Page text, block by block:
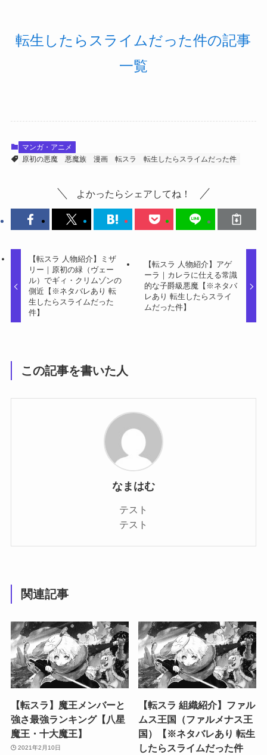
転生したらスライムだった件の記事
一覧
マンガ・アニメ
原初の悪魔
悪魔族 漫画 転スラ 転生したらスライムだった件
よかったらシェアしてね！
【転スラ 人物紹介】ミザ
リー｜原初の緑（ヴェー
ル）でギィ・クリムゾンの
側近【※ネタバレあり 転
生したらスライムだった
件】
【転スラ 人物紹介】アゲ
ーラ｜カレラに仕える常識
的な子爵級悪魔【※ネタバ
レあり 転生したらスライ
ムだった件】
この記事を書いた人
なまはむ
テスト
テスト
関連記事
【転スラ】魔王メンバーと
強さ最強ランキング【八星
魔王・十大魔王】
2021年2月10日
【転スラ 組織紹介】ファル
ムス王国（ファルメナス王
国）【※ネタバレあり 転生
したらスライムだった件